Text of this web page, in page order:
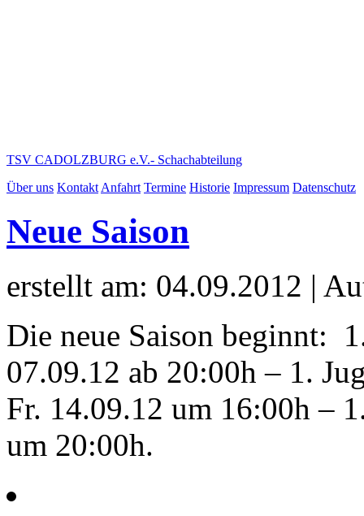
erstellt am: 04.09.2012 |
Die neue Saison beginnt:
07.09.12 ab 20:00h – 1.
Fr. 14.09.12 um 16:00h –
um 20:00h.
Aktuell
Mannschaften